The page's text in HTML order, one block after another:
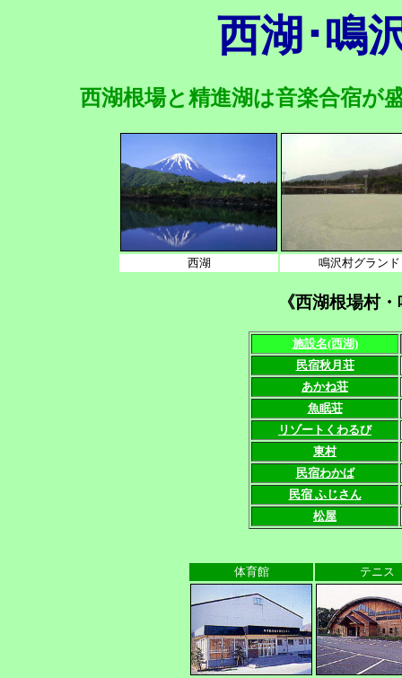
西湖･鳴
西湖根場と精進湖は音楽合宿が
西湖 鳴沢村グランド
《西湖根場村
施設名(西湖)
民宿秋月荘
あかね荘
魚眠荘
リゾートくわるび
東村
民宿わかば
民宿 ふじさん
松屋
体育館 テニス